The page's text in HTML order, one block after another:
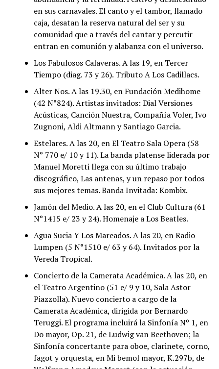
en sus carnavales. El canto y el tambor, llamado
caja, desatan la reserva natural del ser y su
comunidad que a través del cantar y percutir
entran en comunión y alabanza con el universo.
Los Fabulosos Calaveras. A las 19, en Tercer
Tiempo (diag. 73 y 26). Tributo A Los Cadillacs.
Alter Nos. A las 19.30, en Fundación Medihome
(42 N°824). Artistas invitados: Dial Versiones
Acústicas, Canción Nuestra, Compañía Voler, Ivo
Zugnoni, Aldi Altmann y Santiago Garcia.
Estelares. A las 20, en El Teatro Sala Opera (58
N° 770 e/ 10 y 11). La banda platense liderada por
Manuel Moretti llega con su último trabajo
discográfico, Las antenas, y un repaso por todos
sus mejores temas. Banda Invitada: Kombix.
Jamón del Medio. A las 20, en el Club Cultura (61
N°1415 e/ 23 y 24). Homenaje a Los Beatles.
Agua Sucia Y Los Mareados. A las 20, en Radio
Lumpen (5 N°1510 e/ 63 y 64). Invitados por la
Vereda Tropical.
Concierto de la Camerata Académica. A las 20, en
el Teatro Argentino (51 e/ 9 y 10, Sala Astor
Piazzolla). Nuevo concierto a cargo de la
Camerata Académica, dirigida por Bernardo
Teruggi. El programa incluirá la Sinfonía Nº 1, en
Do mayor, Op. 21, de Ludwig van Beethoven; la
Sinfonía concertante para oboe, clarinete, corno,
fagot y orquesta, en Mi bemol mayor, K.297b, de